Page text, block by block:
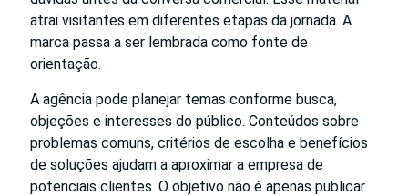
atrai visitantes em diferentes etapas da jornada. A
marca passa a ser lembrada como fonte de
orientação.
A agência pode planejar temas conforme busca,
objeções e interesses do público. Conteúdos sobre
problemas comuns, critérios de escolha e benefícios
de soluções ajudam a aproximar a empresa de
potenciais clientes. O objetivo não é apenas publicar